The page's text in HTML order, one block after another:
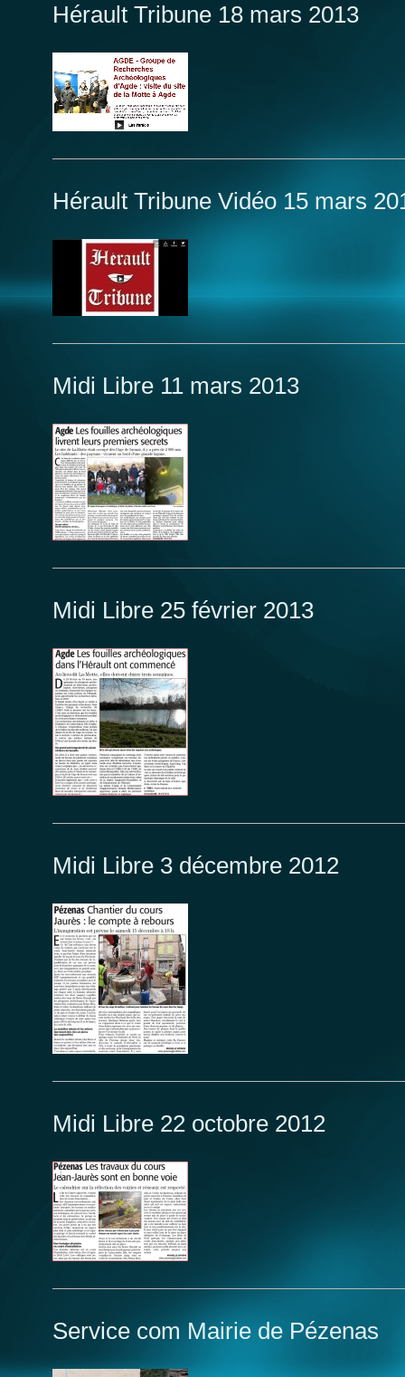
Hérault Tribune 18 mars 2013
Hérault Tribune Vidéo 15 mars
Midi Libre 11 mars 2013
Midi Libre 25 février 2013
Midi Libre 3 décembre 2012
Midi Libre 22 octobre 2012
Service com Mairie de Pézenas